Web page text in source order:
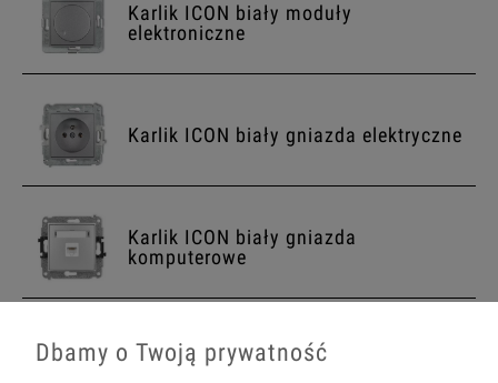
Karlik ICON biały moduły
elektroniczne
Karlik ICON biały gniazda elektryczne
Karlik ICON biały gniazda
komputerowe
Karlik ICON biały Gniazda
multimedialne
Dbamy o Twoją prywatność